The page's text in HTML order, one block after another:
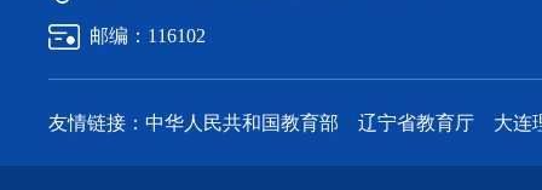
邮编：116102
友情链接：中华人民共和国教育部 辽宁省教育厅 大连